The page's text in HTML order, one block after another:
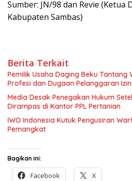
Sumber: JN/98 dan Revie (Ketua
Kabupaten Sambas)
Berita Terkait
Pemilik Usaha Daging Beku Tantang
Profesi dan Dugaan Pelanggaran Izin
Media Desak Penegakan Hukum
Dirampas di Kantor PPL Pertanian
IWO Indonesia Kutuk Pengusiran
Pemangkat
Bagikan ini:
Facebook X